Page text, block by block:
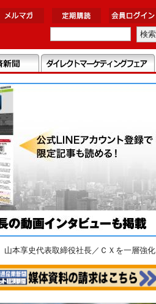
本享史代表取締役社長／ＣＸを一層強化